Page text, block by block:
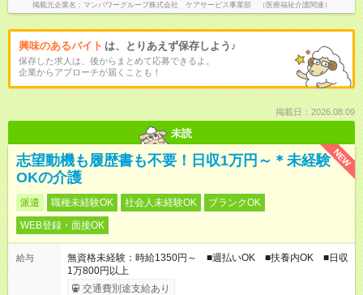
掲載元企業名 マンパワーグループ株式会社 ケアサービス事業部 （医療福祉介護関連）
興味のあるバイト は、とりあえず保存しよう♪
保存した求人は、後からまとめて応募できるよ。
企業からアプローチが届くことも！
掲載日：2026.08.09
未読
NEW
志望動機も履歴書も不要！日収1万円～＊未経験
OKの介護
派遣 職種未経験OK 社会人未経験OK
ブランクOK
WEB登録・面接OK
給与
無資格未経験：時給1350円～ ■週払いOK ■扶養内OK ■日収
1万800円以上
交通費別途支給あり